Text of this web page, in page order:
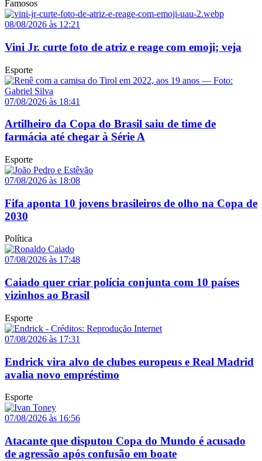
Famosos
08/08/2026 às 12:21
Vini Jr. curte foto de atriz e reage com emoji; veja
Esporte
07/08/2026 às 18:41
Artilheiro da Copa do Brasil saiu de time de
farmácia até chegar à Série A
Esporte
07/08/2026 às 18:08
Fifa aponta 10 jovens brasileiros de olho na Copa de
2030
Política
07/08/2026 às 17:48
Caiado quer criar polícia conjunta com 10 países
vizinhos ao Brasil
Esporte
07/08/2026 às 17:31
Endrick vira alvo de clubes europeus e Real Madrid
avalia novo empréstimo
Esporte
07/08/2026 às 16:56
Atacante que disputou Copa do Mundo é acusado
de agressão após confusão em boate